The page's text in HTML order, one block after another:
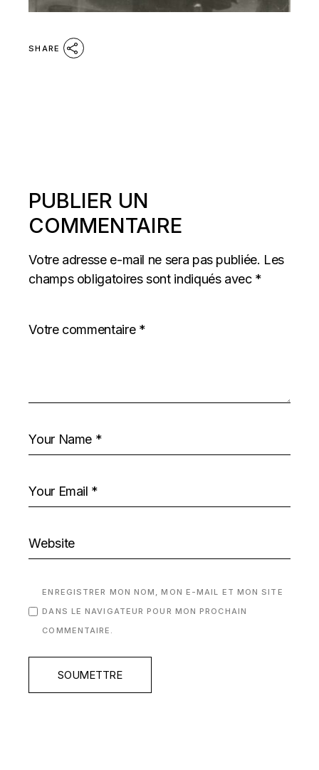
SHARE
PUBLIER UN
COMMENTAIRE
Votre adresse e-mail ne sera pas publiée. Les
champs obligatoires sont indiqués avec *
ENREGISTRER MON NOM, MON E-MAIL ET MON SITE
DANS LE NAVIGATEUR POUR MON PROCHAIN
COMMENTAIRE.
SOUMETTRE